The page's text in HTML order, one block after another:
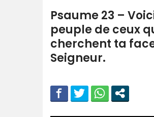
Nous aider
Psaume 23 –
peuple de ceux
cherchent ta
Seigneur.